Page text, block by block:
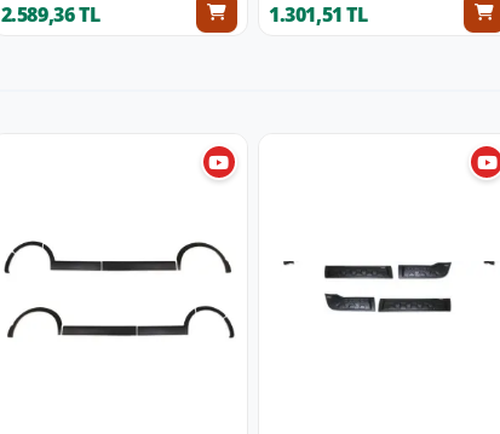
2.589,36 TL 1.301,51 TL